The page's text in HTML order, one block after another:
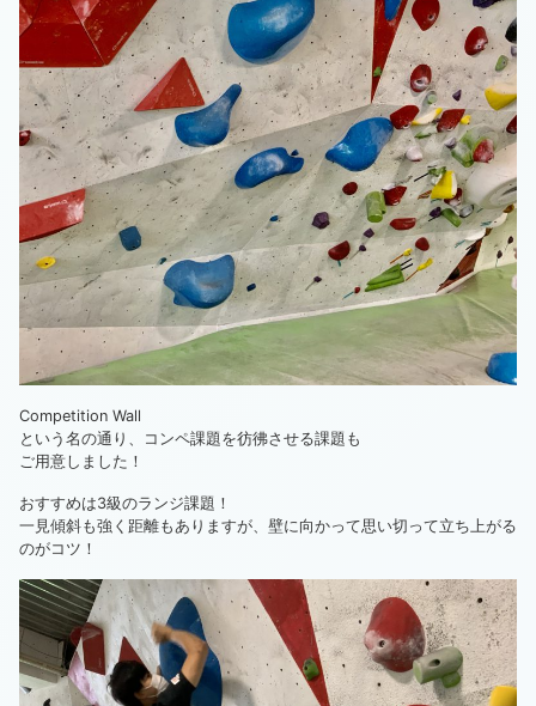
Competition Wall
という名の通り、コンペ課題を彷彿させる課題も
ご用意しました！
おすすめは3級のランジ課題！
一見傾斜も強く距離もありますが、壁に向かって思い切って立ち上がる
のがコツ！